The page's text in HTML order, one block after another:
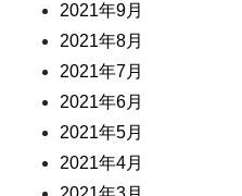
2021年9月
2021年8月
2021年7月
2021年6月
2021年5月
2021年4月